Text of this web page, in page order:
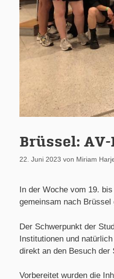
Brüssel:
22. Juni 2023 von Miriam
In der Woche vom 19.
gemeinsam nach Brüssel
Der Schwerpunkt der
Institutionen und
direkt an den Besuch der
Vorbereitet wurden die